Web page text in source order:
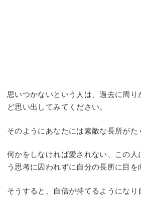
思いつかないという人は、過去に周り
ど思い出してみてください。
そのようにあなたには素敵な長所がた
何かをしなければ愛されない、この人
う思考に囚われずに自分の長所に目を
そうすると、自信が持てるようにな